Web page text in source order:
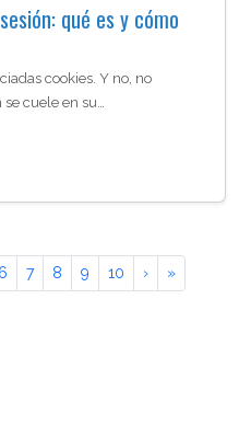
qué es y cómo
cookies. Y no, no
cuele en su…
6 7 8 9 10 › »